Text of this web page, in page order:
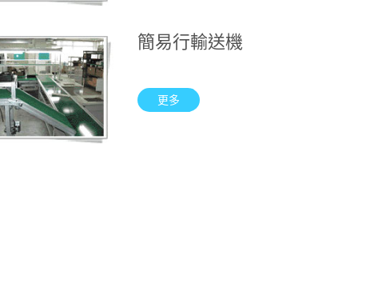
簡易行輸送機
更多